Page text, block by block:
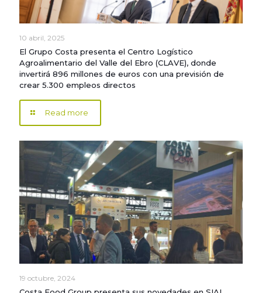
10 abril, 2025
El Grupo Costa presenta el Centro Logístico
Agroalimentario del Valle del Ebro (CLAVE), donde
invertirá 896 millones de euros con una previsión de
crear 5.300 empleos directos
Read more
19 octubre, 2024